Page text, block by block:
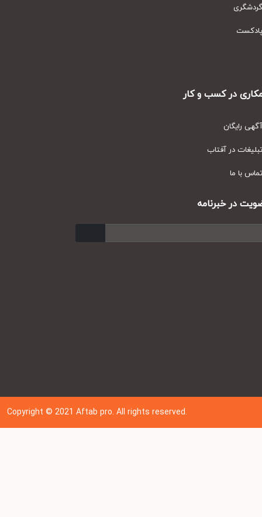
در کسب و کار
رایگان
در آفتاب
با ما
در خبرنامه
Copyright © 202 1Aftab pro. All rights reserved.